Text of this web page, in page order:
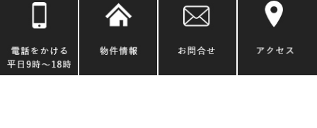
〒520-1511 滋賀県高島市新旭町藁園1258番地2
[地図はこちら]
@2017 ほうき不動産 All Right Reserved.